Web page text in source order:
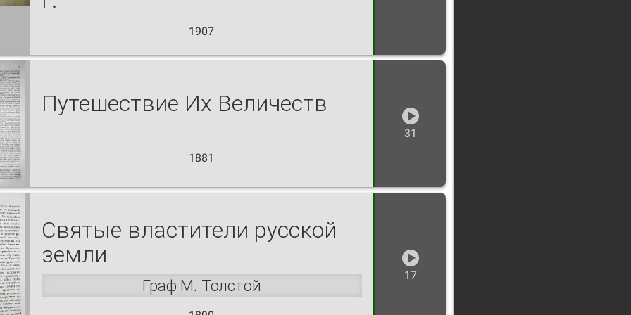
1907
Путешествие Их Величеств
1881
31
Святые властители русской
земли
Граф М. Толстой
17